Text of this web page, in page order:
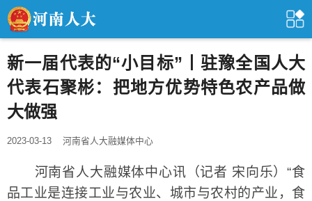
新一届代表的“小目标”丨驻豫全国人大
代表石聚彬：把地方优势特色农产品做
大做强
2023-03-13 河南省人大融媒体中心
河南省人大融媒体中心讯（记者 宋向乐）“食
品工业是连接工业与农业、城市与农村的产业，食